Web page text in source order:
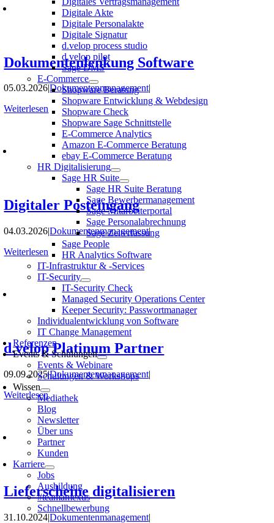
Digitale Akte
Digitale Personalakte
Digitale Signatur
d.velop process studio
d.velop pilot
Sage DMS
E-Commerce
Shopware Beratung
Shopware Entwicklung & Webdesign
Shopware Check
Shopware Sage Schnittstelle
E-Commerce Analytics
Amazon E-Commerce Beratung
ebay E-Commerce Beratung
HR Digitalisierung
Sage HR Suite
Sage HR Suite Beratung
Sage Bewerbermanagement
Sage Mitarbeiterportal
Sage Personalabrechnung
Sage Zeiterfassung
Sage People
HR Analytics Software
IT-Infrastruktur & -Services
IT-Security
IT-Security Check
Managed Security Operations Center
Keeper Security: Passwortmanager
Individualentwicklung von Software
IT Change Management
Referenzen
Events & Schulungen
Events & Webinare
Schulungen & Workshops
Wissen
Mediathek
Blog
Newsletter
Über uns
Partner
Kunden
Karriere
Jobs
Ausbildung
#teamamexus
Schnellbewerbung
Dokumentenlenkung Software
05.03.2026|Dokumentenmanagement|
Weiterlesen
Digitaler Posteingang
04.03.2026|Dokumentenmanagement|
Weiterlesen
d.velop Platinum Partner
09.09.2025|Dokumentenmanagement|
Weiterlesen
Lieferscheine digitalisieren
31.10.2024|Dokumentenmanagement|